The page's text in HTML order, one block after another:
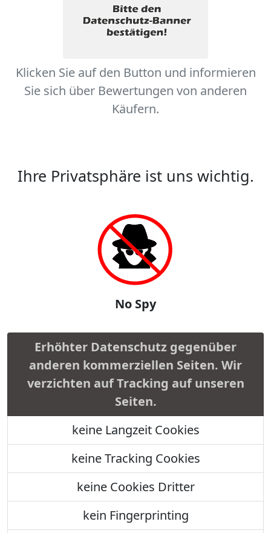
Klicken Sie auf den Button und informieren
Sie sich über Bewertungen von anderen
Käufern.
Ihre Privatsphäre ist uns wichtig.
No Spy
Erhöhter Datenschutz gegenüber
anderen kommerziellen Seiten. Wir
verzichten auf Tracking auf unseren
Seiten.
keine Langzeit Cookies
keine Tracking Cookies
keine Cookies Dritter
kein Fingerprinting